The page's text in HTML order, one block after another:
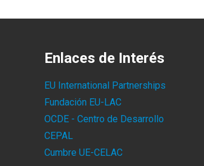
Enlaces de Interés
EU International Partnerships
Fundación EU-LAC
OCDE - Centro de Desarrollo
CEPAL
Cumbre UE-CELAC